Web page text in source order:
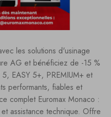
les solutions d'usinage
AG et bénéficiez de -15 %
EASY 5+, PREMIUM+ et
performants, fiables et
complet Euromax Monaco :
assistance technique. Offre